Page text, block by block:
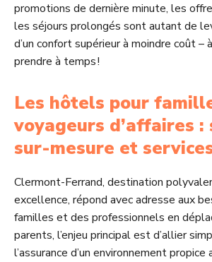
promotions de dernière minute, les
les séjours prolongés sont autant de
d’un confort supérieur à moindre coût –
prendre à temps !
Les hôtels pour
voyageurs d’affaires
sur-mesure et
Clermont-Ferrand, destination
excellence, répond avec adresse aux
familles et des professionnels en
parents, l’enjeu principal est d’allier
l’assurance d’un environnement